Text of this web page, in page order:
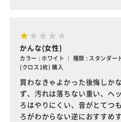
かんな(女性)
カラー : ホワイト ｜ 種類 : スタンダー
(クロス1枚) 購入
買わなきゃよかった後悔しか
ず、汚れは落ちない重い、ヘ
ろはやりにくい、音がとてつ
ろがわからない逆におすすめ